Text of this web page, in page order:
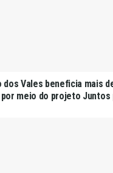
dos Vales beneficia mais
meio do projeto Juntos